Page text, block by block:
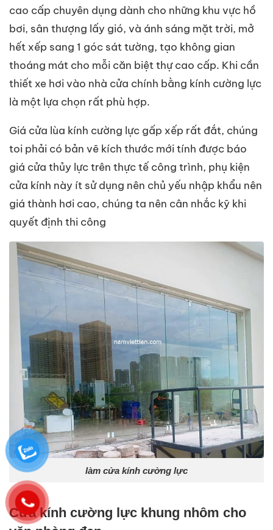
cao cấp chuyên dụng dành cho những khu vực hồ
bơi, sân thượng lấy gió, và ánh sáng mặt trời, mở
hết xếp sang 1 góc sát tường, tạo không gian
thoáng mát cho mỗi căn biệt thự cao cấp. Khi cần
thiết xe hơi vào nhà cửa chính bằng kính cường lực
là một lựa chọn rất phù hợp.
Giá cửa lùa kính cường lực gấp xếp rất đắt, chúng
toi phải có bản vẽ kích thước mới tính được báo
giá cửa thủy lực trên thực tế công trình, phụ kiện
cửa kính này ít sử dụng nên chủ yếu nhập khẩu nên
giá thành hơi cao, chúng ta nên cân nhắc kỹ khi
quyết định thi công
làm cửa kính cường lực
Cửa kính cường lực khung nhôm cho